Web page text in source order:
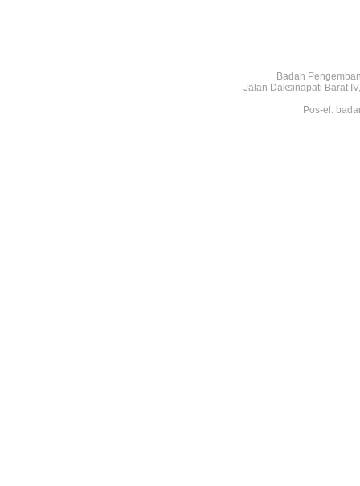
Badan
Jalan Daksinapati Barat
Pos-el: